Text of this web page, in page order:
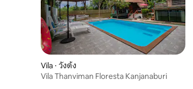
Vila ⋅ วังด้ง
Vila Thanviman Floresta Kanjanaburi